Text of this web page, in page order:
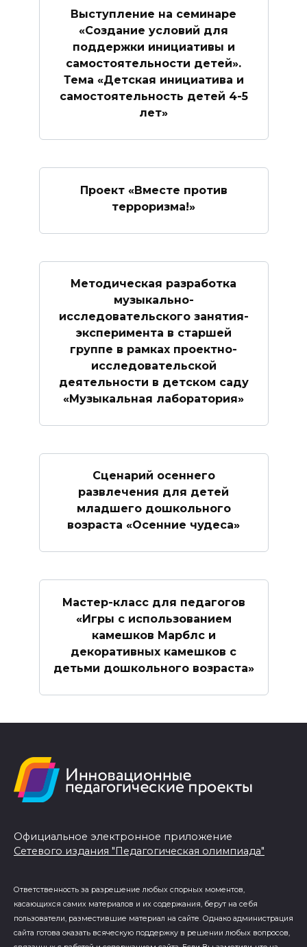
Выступление на семинаре
«Создание условий для
поддержки инициативы и
самостоятельности детей».
Тема «Детская инициатива и
самостоятельность детей 4-5
лет»
Проект «Вместе против
терроризма!»
Методическая разработка
музыкально-
исследовательского занятия-
эксперимента в старшей
группе в рамках проектно-
исследовательской
деятельности в детском саду
«Музыкальная лаборатория»
Сценарий осеннего
развлечения для детей
младшего дошкольного
возраста «Осенние чудеса»
Мастер-класс для педагогов
«Игры с использованием
камешков Марблс и
декоративных камешков с
детьми дошкольного возраста»
Официальное электронное приложение
Сетевого издания "Педагогическая олимпиада"
Ответственность за разрешение любых спорных моментов,
касающихся самих материалов и их содержания, берут на себя
пользователи, разместившие материал на сайте. Однако администрация
сайта готова оказать всяческую поддержку в решении любых вопросов,